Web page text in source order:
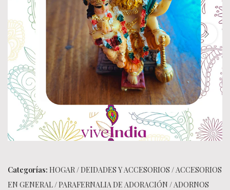
Categorías: HOGAR/DEIDADES Y ACCESORIOS /ACCESORIOS
EN GENERAL/ PARAFERNALIA DE ADORACIÓN /ADORNOS